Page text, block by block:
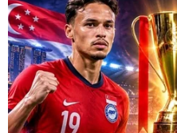
Gần 2.000 cán bộ y
bệnh hiểm nghèo
29/10/2019 06:40